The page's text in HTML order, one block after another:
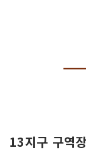
13지구 구역